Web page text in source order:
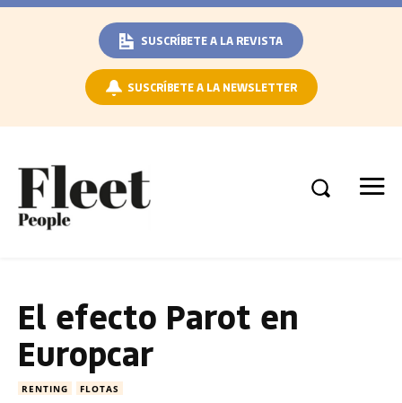
SUSCRÍBETE A LA REVISTA
SUSCRÍBETE A LA NEWSLETTER
El efecto Parot en
Europcar
RENTING FLOTAS